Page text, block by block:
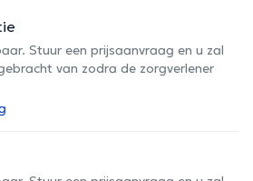
Stuur een prijsaanvraag en u zal
van zodra de zorgverlener